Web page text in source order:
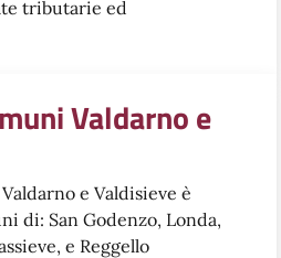
tributarie ed
Valdarno e
e Valdisieve è
di: San Godenzo, Londa,
e Reggello